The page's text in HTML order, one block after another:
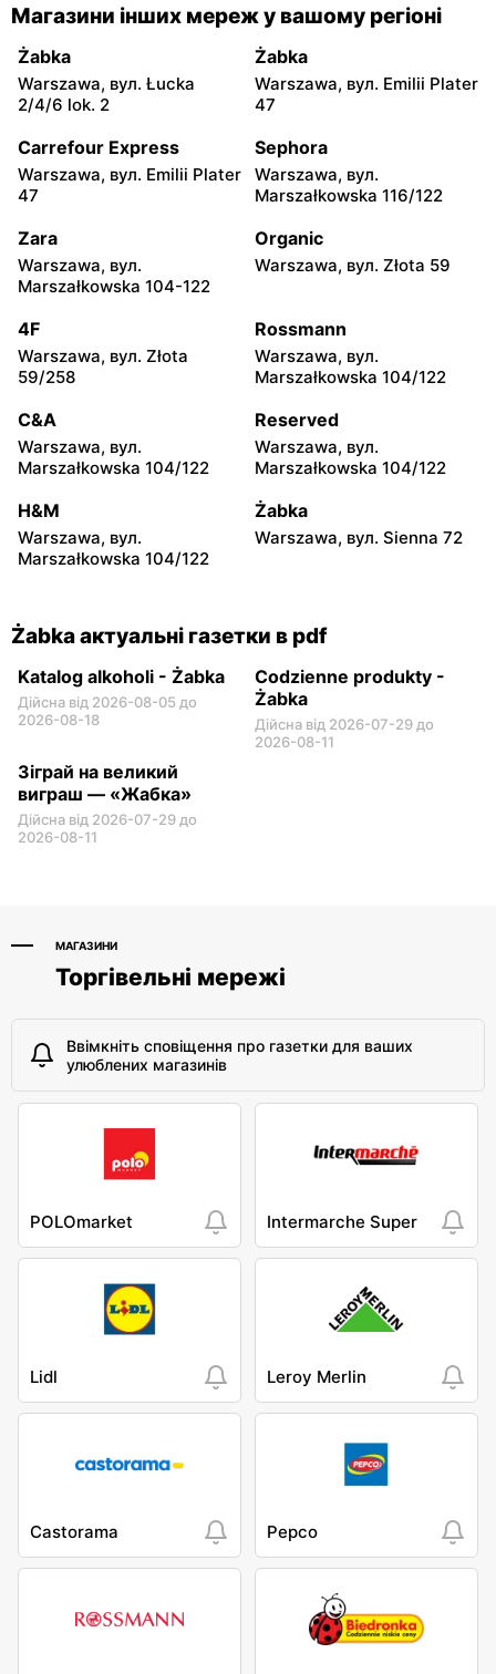
Żabka
Łódź, вул. Żurawia 14
Żabka
Warszawa, вул. Żurawia 18
Żabka
35
Żabka
104
Żabka
Grzybowska 2
Żabka
Żabka
Chałubińskiego 8
Żabka
73
Żabka
Grzybowska 4
Żabka
41/43
Żabka Żabka
Żabka
Warszawa, вул. Prosta 2/14
Żabka
Магазини інших мереж у вашому регіоні
Żabka
Warszawa, вул. Łucka
2/4/6 lok. 2
Żabka
Warszawa, вул. Emilii Plater
47
Carrefour Express
Warszawa, вул. Emilii Plater
47
Sephora
Warszawa, вул.
Marszałkowska 116/122
Zara
Warszawa, вул.
Marszałkowska 104-122
Organic
Warszawa, вул. Złota 59
4F
Warszawa, вул. Złota
59/258
Rossmann
Warszawa, вул.
Marszałkowska 104/122
C&A
Warszawa, вул.
Marszałkowska 104/122
Reserved
Warszawa, вул.
Marszałkowska 104/122
H&M
Warszawa, вул.
Marszałkowska 104/122
Żabka
Warszawa, вул. Sienna 72
Żabka актуальні газетки в pdf
Katalog alkoholi - Żabka
Дійсна від 2026-08-05 до
2026-08-18
Codzienne produkty -
Żabka
Дійсна від 2026-07-29 до
2026-08-11
Зіграй на великий
виграш — «Жабка»
Дійсна від 2026-07-29 до
2026-08-11
МАГАЗИНИ
Торгівельні мережі
Ввімкніть сповіщення про газетки для ваших
улюблених магазинів
POLOmarket Intermarche Super
Lidl Leroy Merlin
Castorama Pepco